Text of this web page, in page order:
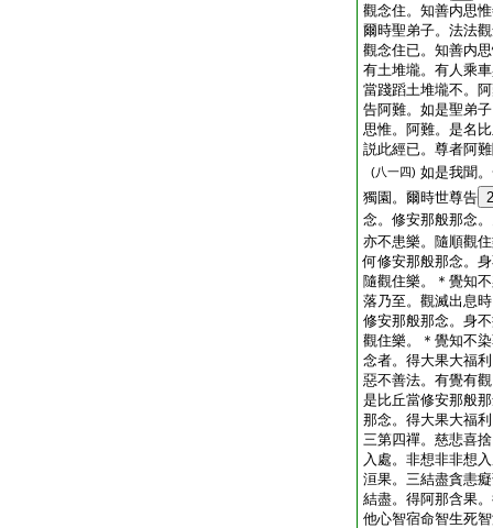
觀念住。知善内思
爾時聖弟子。法法
觀念住已。知善内
有土堆壠。有人乘
當踐蹈土堆壠不。
告阿難。如是聖弟
思惟。阿難。是名
説此經已。尊者阿
(八一四) 如是我聞
獨園。爾時世尊告 2
念。修安那般那念
亦不患樂。隨順觀
何修安那般那念。
隨觀住樂。＊覺知
落乃至。觀滅出息
修安那般那念。身
觀住樂。＊覺知不
念者。得大果大福
惡不善法。有覺有
是比丘當修安那般
那念。得大果大福
三第四禪。慈悲喜
入處。非想非非想
洹果。三結盡貪恚
結盡。得阿那含果
他心智宿命智生死